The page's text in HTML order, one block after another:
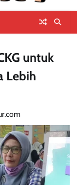
untuk
Lebih